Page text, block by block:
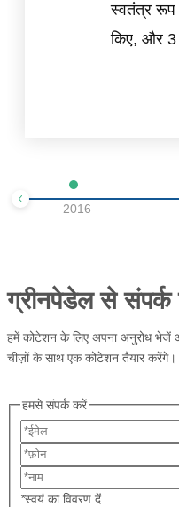
स्वतंत्र रूप
किए, और 3
2016
ग्रीनपेडेल से
हमें कोटेशन के लिए अपना अनुरोध
चीज़ों के साथ एक कोटेशन तैयार करेंगे।
हमसे संपर्क करें
*स्वयं का विवरण दें